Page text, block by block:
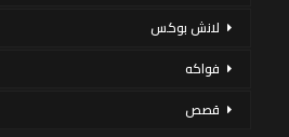
لانش بوكس
فواكه
قصص